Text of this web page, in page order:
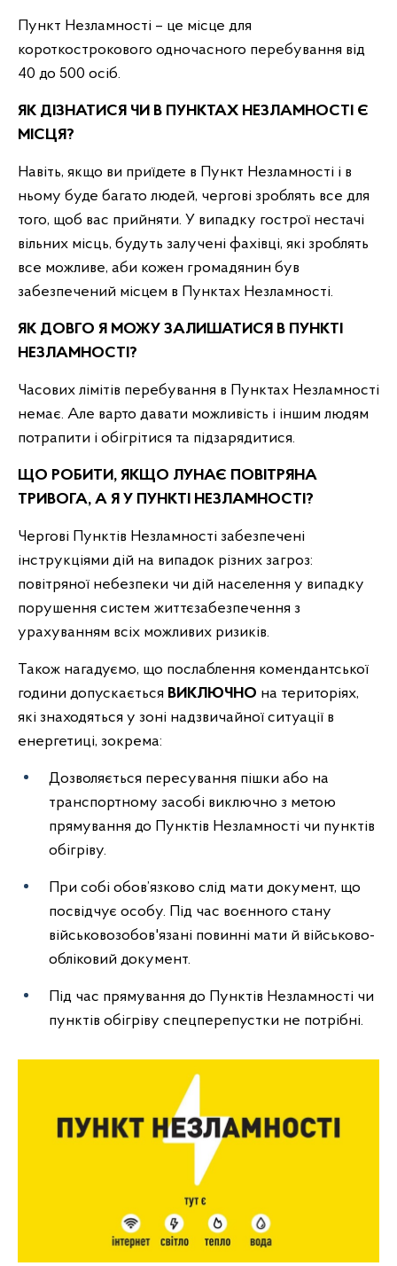
Пункт Незламності – це місце для
короткострокового одночасного перебування від
40 до 500 осіб.
ЯК ДІЗНАТИСЯ ЧИ В ПУНКТАХ НЕЗЛАМНОСТІ Є
МІСЦЯ?
Навіть, якщо ви приїдете в Пункт Незламності і в
ньому буде багато людей, чергові зроблять все для
того, щоб вас прийняти. У випадку гострої нестачі
вільних місць, будуть залучені фахівці, які зроблять
все можливе, аби кожен громадянин був
забезпечений місцем в Пунктах Незламності.
ЯК ДОВГО Я МОЖУ ЗАЛИШАТИСЯ В ПУНКТІ
НЕЗЛАМНОСТІ?
Часових лімітів перебування в Пунктах Незламності
немає. Але варто давати можливість і іншим людям
потрапити і обігрітися та підзарядитися.
ЩО РОБИТИ, ЯКЩО ЛУНАЄ ПОВІТРЯНА
ТРИВОГА, А Я У ПУНКТІ НЕЗЛАМНОСТІ?
Чергові Пунктів Незламності забезпечені
інструкціями дій на випадок різних загроз:
повітряної небезпеки чи дій населення у випадку
порушення систем життєзабезпечення з
урахуванням всіх можливих ризиків.
Також нагадуємо, що послаблення комендантської
години допускається ВИКЛЮЧНО на територіях,
які знаходяться у зоні надзвичайної ситуації в
енергетиці, зокрема:
Дозволяється пересування пішки або на
транспортному засобі виключно з метою
прямування до Пунктів Незламності чи пунктів
обігріву.
При собі обов’язково слід мати документ, що
посвідчує особу. Під час воєнного стану
військовозобов'язані повинні мати й військово-
обліковий документ.
Під час прямування до Пунктів Незламності чи
пунктів обігріву спецперепустки не потрібні.